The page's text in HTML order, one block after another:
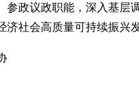
参政议政职能，深入基层
济社会高质量可持续振兴